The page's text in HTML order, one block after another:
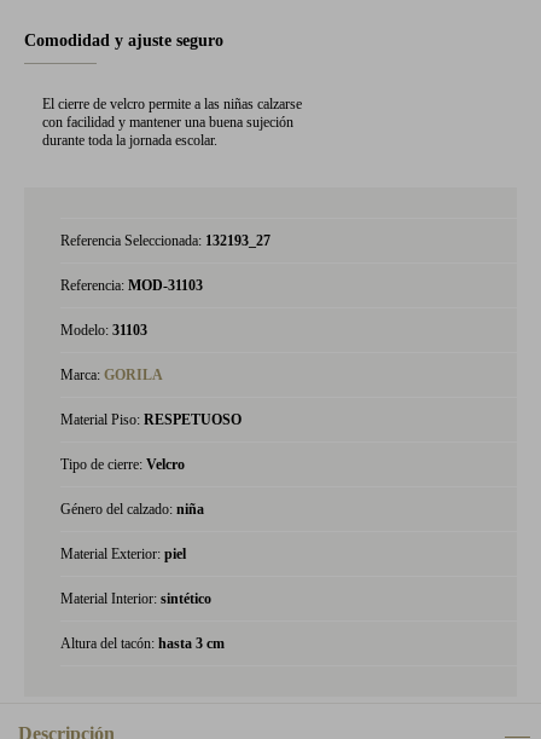
Comodidad y ajuste seguro
El cierre de velcro permite a las niñas calzarse
con facilidad y mantener una buena sujeción
durante toda la jornada escolar.
Referencia Seleccionada: 132193_27
Referencia: MOD-31103
Modelo: 31103
Marca: GORILA
Material Piso: RESPETUOSO
Tipo de cierre: Velcro
Género del calzado: niña
Material Exterior: piel
Material Interior: sintético
Altura del tacón: hasta 3 cm
Descripción